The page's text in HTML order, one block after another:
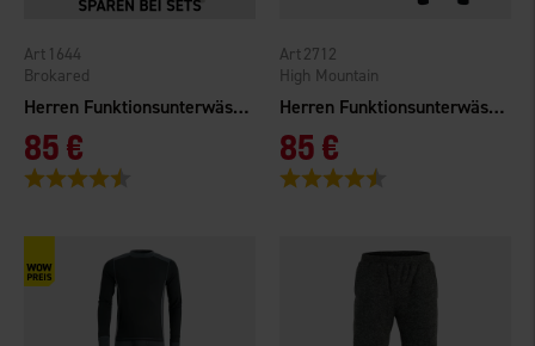
Herren Funktionsunterwäsche Tossåsen Merinowolle
Brokared
1644
85 €
Bewertung:
Herren Funktionsunterwäsche Merinowolle
High Mountain
2712
85 €
Bewertung: